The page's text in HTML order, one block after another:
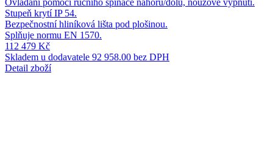
Ovládání pomocí ručního spínače nahoru/dolů, nouzové vypnutí.
Stupeň krytí IP 54.
Bezpečnostní hliníková lišta pod plošinou.
Splňuje normu EN 1570.
112 479 Kč
Skladem u dodavatele 92 958.00 bez DPH
Detail zboží